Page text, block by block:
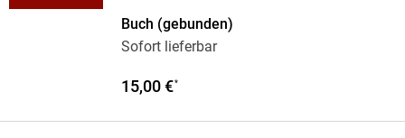
Buch (gebunden)
Sofort lieferbar
15,00 €*